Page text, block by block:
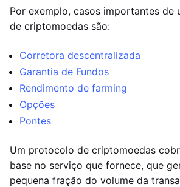
Por exemplo, casos importantes de
de criptomoedas são:
Corretora descentralizada
Garantia de Fundos
Rendimento de farming
Opções
Pontes
Um protocolo de criptomoedas
base no serviço que fornece, que
pequena fração do volume da